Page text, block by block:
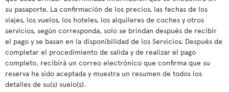
su pasaporte. La confirmación de los precios, las fechas de los
viajes, los vuelos, los hoteles, los alquileres de coches y otros
servicios, según corresponda, solo se brindan después de recibir
el pago y se basan en la disponibilidad de los Servicios. Después de
completar el procedimiento de salida y de realizar el pago
completo, recibirá un correo electrónico que confirma que su
reserva ha sido aceptada y muestra un resumen de todos los
detalles de su(s) vuelo(s).